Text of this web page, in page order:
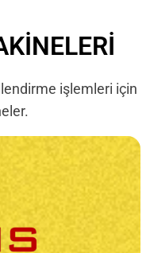
işlemleri için